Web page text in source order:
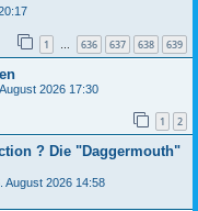
1 … 636 637 638 639
2026 17:30
1 2
? Die "Daggermouth"
August 2026 14:58